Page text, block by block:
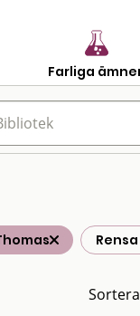
Farliga